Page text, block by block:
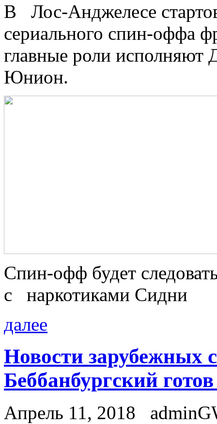
В Лос-Анджелесе
сериального спин-оффа
главные роли
Юнион.
Спин-офф будет
с наркотиками Сидни
далее
Новости зарубежных
Беббанбургский
Апрель 11, 2018